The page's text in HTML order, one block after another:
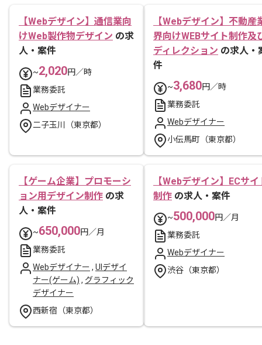
【Webデザイン】通信業向
けWeb製作物デザイン の求
人・案件
~2,020円／時
業務委託
Webデザイナー
二子玉川（東京都）
【Webデザイン】不動産
界向けWEBサイト制作及
ディレクション の求人・
件
~3,680円／時
業務委託
Webデザイナー
小伝馬町（東京都）
【ゲーム企業】プロモーシ
ョン用デザイン制作 の求
人・案件
~650,000円／月
業務委託
Webデザイナー , UIデザイ
ナー(ゲーム) , グラフィック
デザイナー
西新宿（東京都）
【Webデザイン】ECサイ
制作 の求人・案件
~500,000円／月
業務委託
Webデザイナー
渋谷（東京都）